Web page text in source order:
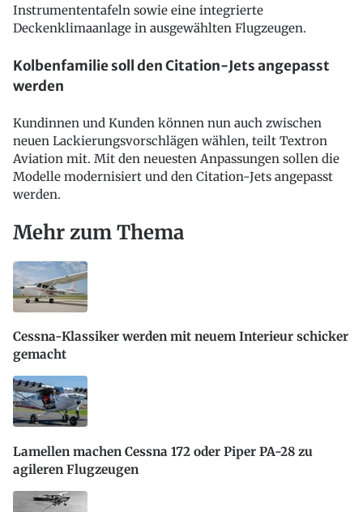
Instrumententafeln sowie eine integrierte
Deckenklimaanlage in ausgewählten Flugzeugen.
Kolbenfamilie soll den Citation-Jets angepasst
werden
Kundinnen und Kunden können nun auch zwischen
neuen Lackierungsvorschlägen wählen, teilt Textron
Aviation mit. Mit den neuesten Anpassungen sollen die
Modelle modernisiert und den Citation-Jets angepasst
werden.
Mehr zum Thema
Cessna-Klassiker werden mit neuem Interieur schicker
gemacht
Lamellen machen Cessna 172 oder Piper PA-28 zu
agileren Flugzeugen